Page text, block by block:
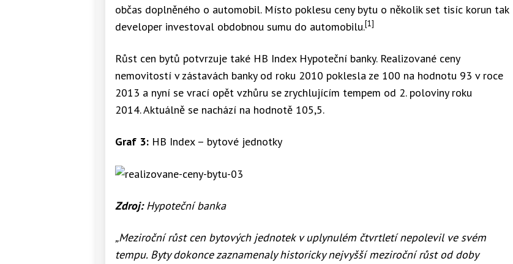
občas doplněného o automobil. Místo poklesu ceny bytu o několik set tisíc korun tak
developer investoval obdobnou sumu do automobilu.[1]
Růst cen bytů potvrzuje také HB Index Hypoteční banky. Realizované ceny
nemovitostí v zástavách banky od roku 2010 poklesla ze 100 na hodnotu 93 v roce
2013 a nyní se vrací opět vzhůru se zrychlujícím tempem od 2. poloviny roku
2014. Aktuálně se nachází na hodnotě 105,5.
Graf 3: HB Index – bytové jednotky
Zdroj:Hypoteční banka
„Meziroční růst cen bytových jednotek v uplynulém čtvrtletí nepolevil ve svém
tempu. Byty dokonce zaznamenaly historicky nejvyšší meziroční růst od doby